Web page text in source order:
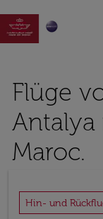

Flüge
Antalya
Maroc.
Hin- und